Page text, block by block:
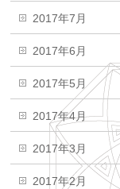
2017年7月
2017年6月
2017年5月
2017年4月
2017年3月
2017年2月